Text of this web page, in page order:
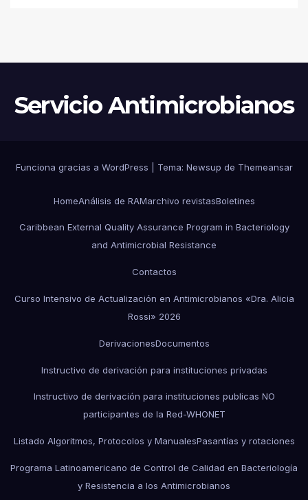
ESTRATEGIAS DE
Servicio Antimicrobianos
Funciona gracias a WordPress Tema: Newsup de Themeansar
HomeAnálisis de RAMarchivo revistasBoletines
Caribbean External Quality Assurance Program in Bacteriology
and Antimicrobial Resistance
Contactos
Curso Intensivo de Actualización en Antimicrobianos «Dra. Alicia
Rossi» 2026
DerivacionesDocumentos
Instructivo de derivación para instituciones privadas
Instructivo de derivación para instituciones publicas NO
participantes de la Red-WHONET
Listado Algoritmos, Protocolos y ManualesPasantías y rotaciones
Programa Latinoamericano de Control de Calidad en Bacteriología
y Resistencia a los Antimicrobianos